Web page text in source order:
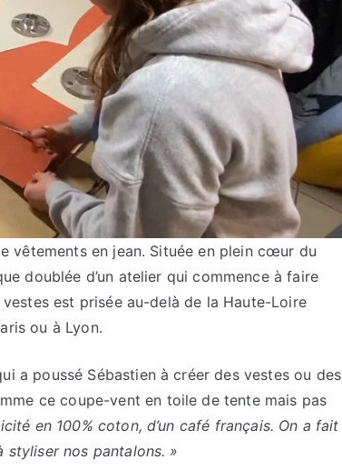
vêtements en jean. Située en plein cœur du
doublée d’un atelier qui commence à faire
est prisée au-delà de la Haute-Loire
ou à Lyon.
a poussé Sébastien à créer des vestes ou des
ce coupe-vent en toile de tente mais pas
en 100% coton, d’un café français. On a fait
styliser nos pantalons. »